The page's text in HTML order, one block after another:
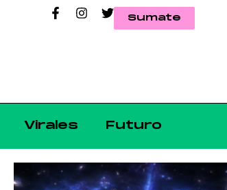
Sumate
Virales Futuro